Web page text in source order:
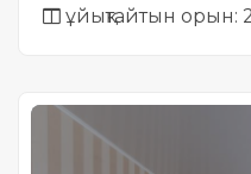
ұйықтайтын орын: